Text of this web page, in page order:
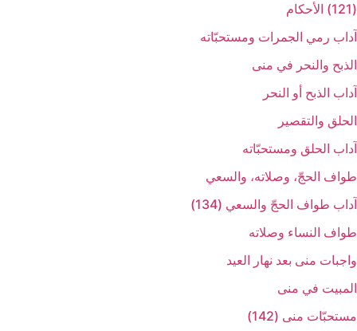
(121) الأحكام
آداب رمي الجمرات ومستحبّاته‏
الذبح والنحر في منى‏
آداب الذبح أو النحر
الحلق والتقصير
آداب الحلق ومستحبّاته‏
طواف الحجّ، وصلاته، والسعي‏
آداب طواف الحجّ والسعي (134)
طواف النساء وصلاته‏
واجبات منى بعد نهار العيد
المبيت في منى‏
مستحبّات منى (142)